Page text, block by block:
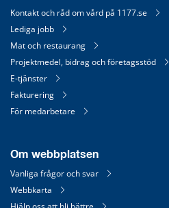
Kontakt och råd om vård på 1177.se
Lediga jobb
Mat och restaurang
Projektmedel, bidrag och företagsstöd
E-tjänster
Fakturering
För medarbetare
Om webbplatsen
Vanliga frågor och svar
Webbkarta